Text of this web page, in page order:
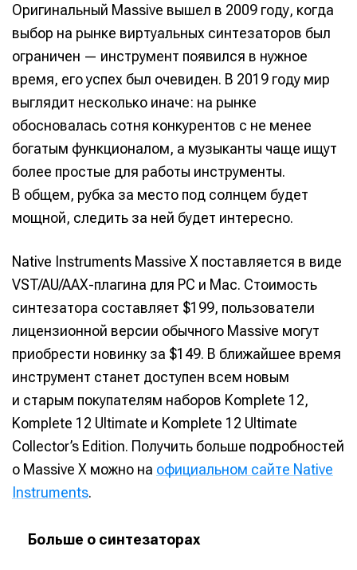
Вы сможете общаться в комментариях,
Вы сможете общаться в комментариях,
Вы сможете общаться в комментариях,
Написание
Исполнение
Продакшн
Инструменты
Оборудование
Софт
Индустрия
Вы сможете общаться в комментариях,
Написание
Исполнение
Продакшн
Инструменты
Оборудование
Софт
Индустрия
Оригинальный Massive вышел в 2009 году, когда
выбор на рынке виртуальных синтезаторов был
ограничен — инструмент появился в нужное
время, его успех был очевиден. В 2019 году мир
выглядит несколько иначе: на рынке
обосновалась сотня конкурентов с не менее
богатым функционалом, а музыканты чаще ищут
более простые для работы инструменты.
В общем, рубка за место под солнцем будет
мощной, следить за ней будет интересно.
Native Instruments Massive X поставляется в виде
VST/AU/AAX-плагина для PC и Mac. Стоимость
синтезатора составляет $199, пользователи
лицензионной версии обычного Massive могут
приобрести новинку за $149. В ближайшее время
инструмент станет доступен всем новым
и старым покупателям наборов Komplete 12,
Komplete 12 Ultimate и Komplete 12 Ultimate
Collector’s Edition. Получить больше подробностей
о Massive X можно на официальном сайте Native
Instruments.
Больше о синтезаторах